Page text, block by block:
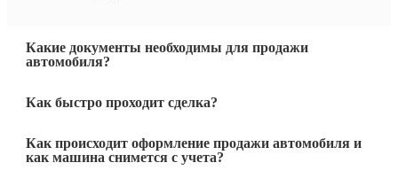
Какие документы необходимы для продажи
автомобиля?
Как быстро проходит сделка?
Как происходит оформление продажи автомобиля и
как машина снимется с учета?